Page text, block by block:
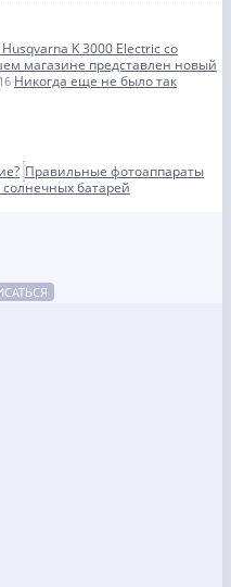
K 3000 Electric со
магазине представлен новый
Никогда еще не было так
Правильные фотоаппараты
солнечных батарей